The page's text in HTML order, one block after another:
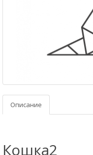
Описание
Кошка2